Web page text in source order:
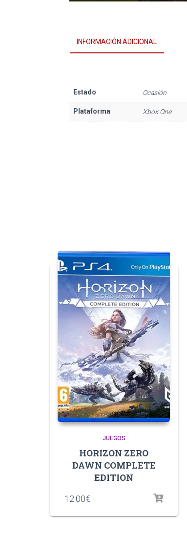
INFORMACIÓN ADICIONAL
Estado Ocasión
Plataforma Xbox One
JUEGOS
HORIZON ZERO
DAWN COMPLETE
EDITION
12.00€